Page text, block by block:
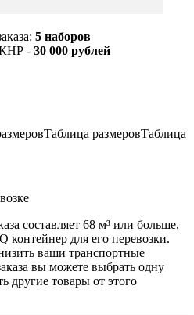
5 наборов
КНР - 30 000 рублей
размеровТаблица
составляет 68 м³ или больше,
контейнер для его перевозки.
ваши транспортные
вы можете выбрать одну
другие товары от этого